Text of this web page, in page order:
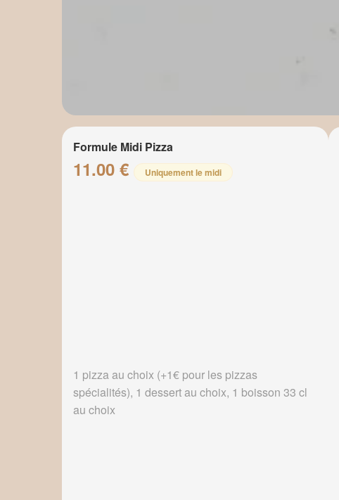
Formule Midi Pizza
11.00 € Uniquement le midi
1 pizza au choix (+1€ pour les pizzas
spécialités), 1 dessert au choix, 1 boisson 33 cl
au choix